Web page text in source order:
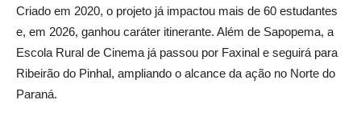
Criado em 2020, o projeto já impactou mais de 60 estudantes
e, em 2026, ganhou caráter itinerante. Além de Sapopema, a
Escola Rural de Cinema já passou por Faxinal e seguirá para
Ribeirão do Pinhal, ampliando o alcance da ação no Norte do
Paraná.